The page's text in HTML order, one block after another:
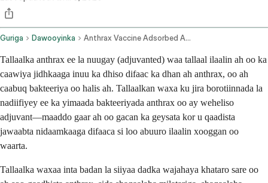
Guriga Dawooyinka Anthrax Vaccine Adsorbed Adjuvanted Intramuscular Route
Tallaalka anthrax ee la nuugay (adjuvanted) waa tallaal ilaalin ah oo ka
caawiya jidhkaaga inuu ka dhiso difaac ka dhan ah anthrax, oo ah
caabuq bakteeriya oo halis ah. Tallaalkan waxa ku jira borotiinnada la
nadiifiyey ee ka yimaada bakteeriyada anthrax oo ay weheliso
adjuvant—maaddo gaar ah oo gacan ka geysata kor u qaadista
jawaabta nidaamkaaga difaaca si loo abuuro ilaalin xooggan oo
waarta.
Tallaalka waxaa inta badan la siiyaa dadka wajahaya khataro sare oo